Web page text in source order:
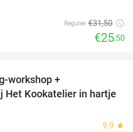
Regulier €31,50
€25,50
workshop +
Het Kookatelier in hartje
9.9 star